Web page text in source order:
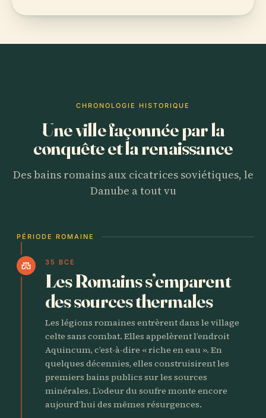
CHRONOLOGIE HISTORIQUE
Une ville façonnée par la
conquête et la renaissance
Des bains romains aux cicatrices soviétiques, le
Danube a tout vu
PÉRIODE ROMAINE
castle 35 BCE
Les Romains s’emparent
des sources thermales
Les légions romaines entrèrent dans le village
celte sans combat. Elles appelèrent l’endroit
Aquincum, c’est-à-dire « riche en eau ». En
quelques décennies, elles construisirent les
premiers bains publics sur les sources
minérales. L’odeur du soufre monte encore
aujourd’hui des mêmes résurgences.